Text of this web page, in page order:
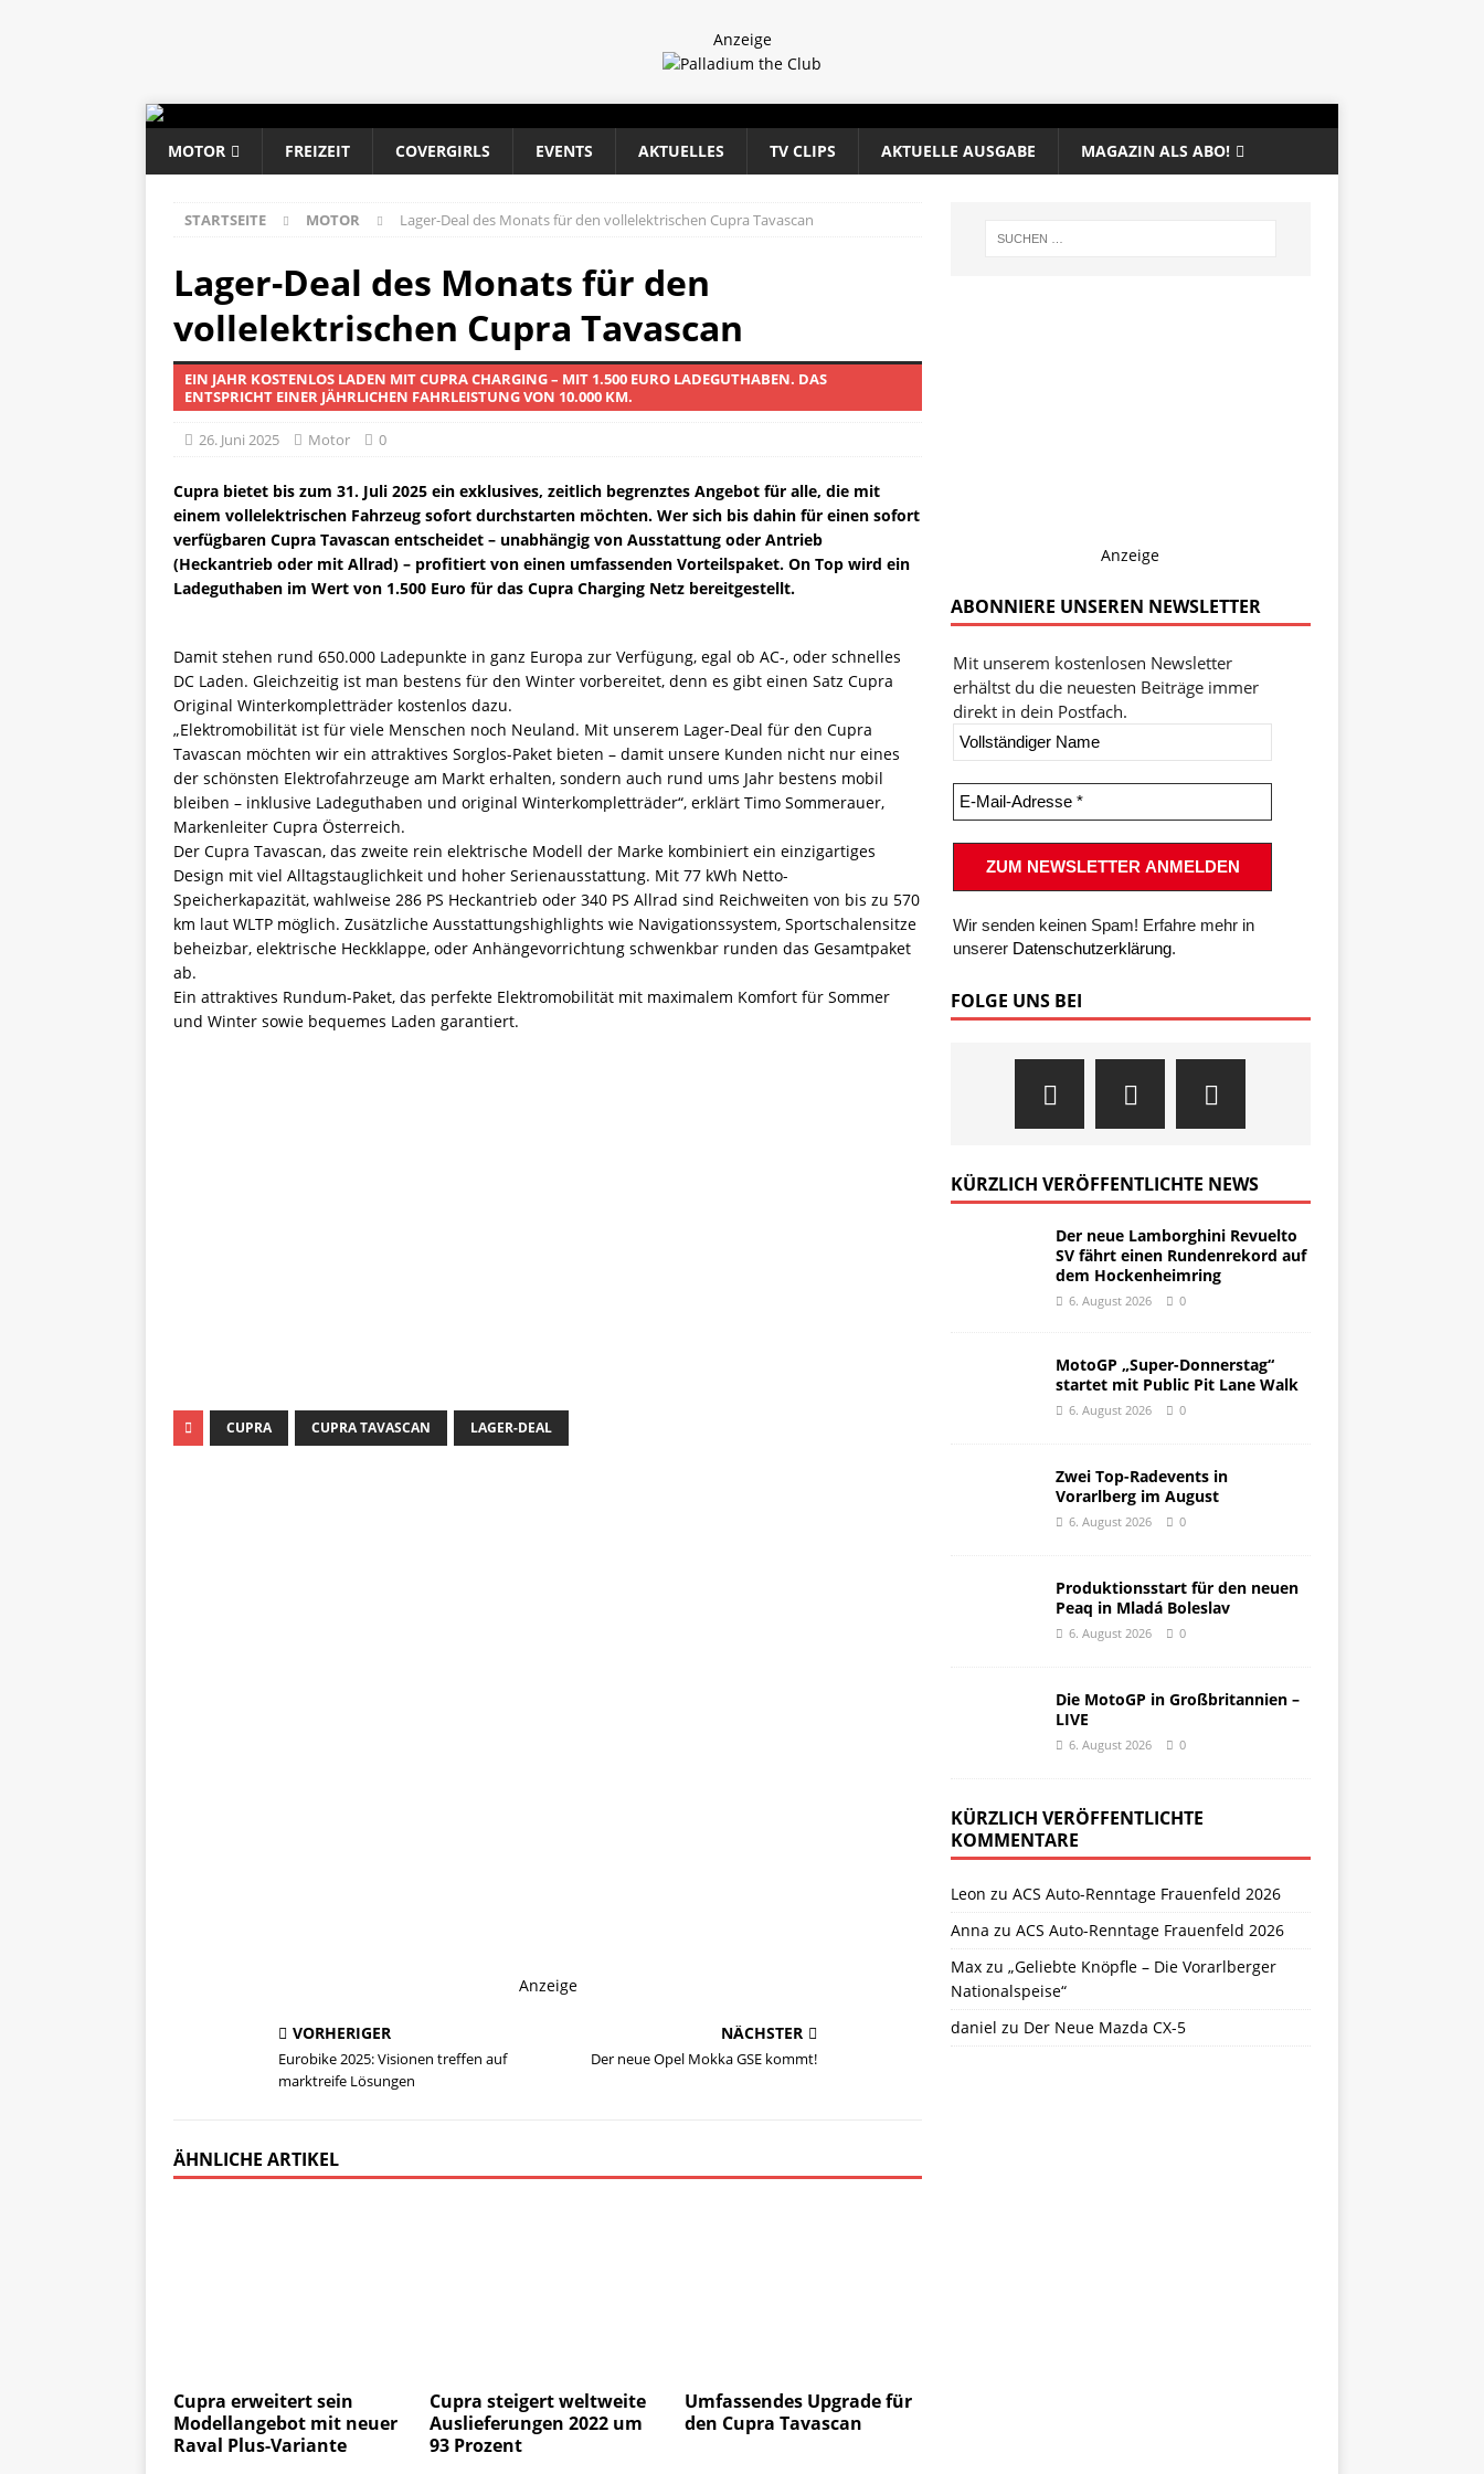
Anzeige
MOTOR FREIZEIT COVERGIRLS EVENTS AKTUELLES TV CLIPS AKTUELLE AUSGABE MAGAZIN ALS ABO!
STARTSEITE MOTOR Lager-Deal des Monats für den vollelektrischen Cupra Tavascan
Lager-Deal des Monats für den
vollelektrischen Cupra Tavascan
EIN JAHR KOSTENLOS LADEN MIT CUPRA CHARGING – MIT 1.500 EURO LADEGUTHABEN. DAS
ENTSPRICHT EINER JÄHRLICHEN FAHRLEISTUNG VON 10.000 KM.
26. Juni 2025 Motor 0
Cupra bietet bis zum 31. Juli 2025 ein exklusives, zeitlich begrenztes Angebot für alle, die mit
einem vollelektrischen Fahrzeug sofort durchstarten möchten. Wer sich bis dahin für einen sofort
verfügbaren Cupra Tavascan entscheidet – unabhängig von Ausstattung oder Antrieb
(Heckantrieb oder mit Allrad) – profitiert von einen umfassenden Vorteilspaket. On Top wird ein
Ladeguthaben im Wert von 1.500 Euro für das Cupra Charging Netz bereitgestellt.
Damit stehen rund 650.000 Ladepunkte in ganz Europa zur Verfügung, egal ob AC-, oder schnelles
DC Laden. Gleichzeitig ist man bestens für den Winter vorbereitet, denn es gibt einen Satz Cupra
Original Winterkompletträder kostenlos dazu.
„Elektromobilität ist für viele Menschen noch Neuland. Mit unserem Lager-Deal für den Cupra
Tavascan möchten wir ein attraktives Sorglos-Paket bieten – damit unsere Kunden nicht nur eines
der schönsten Elektrofahrzeuge am Markt erhalten, sondern auch rund ums Jahr bestens mobil
bleiben – inklusive Ladeguthaben und original Winterkompletträder“, erklärt Timo Sommerauer,
Markenleiter Cupra Österreich.
Der Cupra Tavascan, das zweite rein elektrische Modell der Marke kombiniert ein einzigartiges
Design mit viel Alltagstauglichkeit und hoher Serienausstattung. Mit 77 kWh Netto-
Speicherkapazität, wahlweise 286 PS Heckantrieb oder 340 PS Allrad sind Reichweiten von bis zu 570
km laut WLTP möglich. Zusätzliche Ausstattungshighlights wie Navigationssystem, Sportschalensitze
beheizbar, elektrische Heckklappe, oder Anhängevorrichtung schwenkbar runden das Gesamtpaket
ab.
Ein attraktives Rundum-Paket, das perfekte Elektromobilität mit maximalem Komfort für Sommer
und Winter sowie bequemes Laden garantiert.
CUPRA CUPRA TAVASCAN LAGER-DEAL
Anzeige
VORHERIGER
Eurobike 2025: Visionen treffen auf
marktreife Lösungen
NÄCHSTER
Der neue Opel Mokka GSE kommt!
ÄHNLICHE ARTIKEL
Cupra erweitert sein
Modellangebot mit neuer
Raval Plus-Variante
Cupra steigert weltweite
Auslieferungen 2022 um
93 Prozent
Umfassendes Upgrade für
den Cupra Tavascan
Anzeige
ABONNIERE UNSEREN NEWSLETTER
Mit unserem kostenlosen Newsletter
erhältst du die neuesten Beiträge immer
direkt in dein Postfach.
Wir senden keinen Spam! Erfahre mehr in
unserer Datenschutzerklärung.
FOLGE UNS BEI
KÜRZLICH VERÖFFENTLICHTE NEWS
Der neue Lamborghini Revuelto
SV fährt einen Rundenrekord auf
dem Hockenheimring
6. August 2026 0
MotoGP „Super-Donnerstag“
startet mit Public Pit Lane Walk
6. August 2026 0
Zwei Top-Radevents in
Vorarlberg im August
6. August 2026 0
Produktionsstart für den neuen
Peaq in Mladá Boleslav
6. August 2026 0
Die MotoGP in Großbritannien –
LIVE
6. August 2026 0
KÜRZLICH VERÖFFENTLICHTE
KOMMENTARE
Leon zu ACS Auto-Renntage Frauenfeld 2026
Anna zu ACS Auto-Renntage Frauenfeld 2026
Maxzu „Geliebte Knöpfle – Die Vorarlberger
Nationalspeise“
daniel zu Der Neue Mazda CX-5